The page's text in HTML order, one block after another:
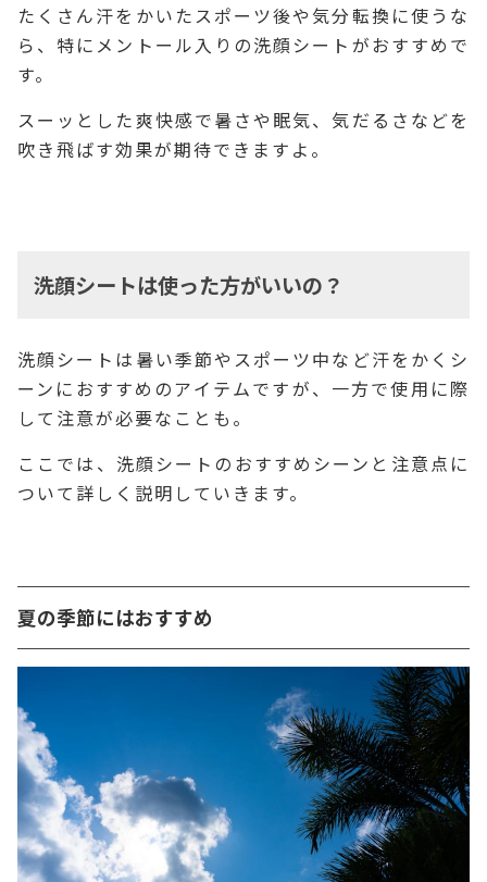
たくさん汗をかいたスポーツ後や気分転換に使うな
ら、特にメントール入りの洗顔シートがおすすめで
す。
スーッとした爽快感で暑さや眠気、気だるさなどを
吹き飛ばす効果が期待できますよ。
洗顔シートは使った方がいいの？
洗顔シートは暑い季節やスポーツ中など汗をかくシ
ーンにおすすめのアイテムですが、一方で使用に際
して注意が必要なことも。
ここでは、洗顔シートのおすすめシーンと注意点に
ついて詳しく説明していきます。
夏の季節にはおすすめ